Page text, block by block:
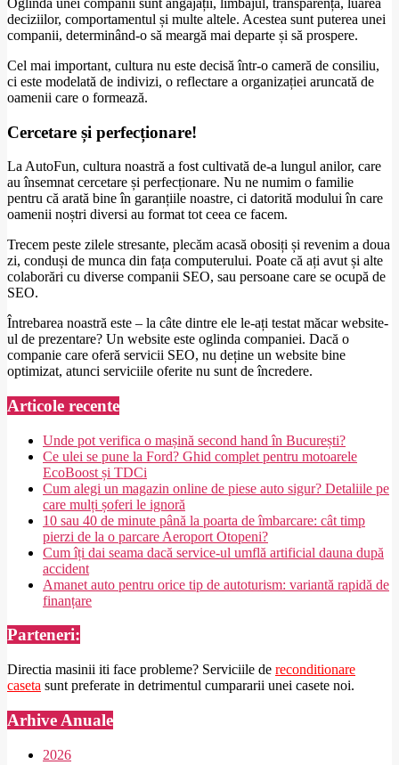
deciziilor, comportamentul și multe altele. Acestea sunt puterea unei
companii, determinând-o să meargă mai departe și să prospere.
Cel mai important, cultura nu este decisă într-o cameră de consiliu,
ci este modelată de indivizi, o reflectare a organizației aruncată de
oamenii care o formează.
Cercetare și perfecționare!
La AutoFun, cultura noastră a fost cultivată de-a lungul anilor, care
au însemnat cercetare și perfecționare. Nu ne numim o familie
pentru că arată bine în garanțiile noastre, ci datorită modului în care
oamenii noștri diversi au format tot ceea ce facem.
Trecem peste zilele stresante, plecăm acasă obosiți și revenim a doua
zi, conduși de munca din fața computerului. Poate că ați avut și alte
colaborări cu diverse companii SEO, sau persoane care se ocupă de
SEO.
Întrebarea noastră este – la câte dintre ele le-ați testat măcar website-
ul de prezentare? Un website este oglinda companiei. Dacă o
companie care oferă servicii SEO, nu deține un website bine
optimizat, atunci serviciile oferite nu sunt de încredere.
2025-
02-
Articole recente
Unde pot verifica o mașină second hand în București?
Ce ulei se pune la Ford? Ghid complet pentru motoarele
EcoBoost și TDCi
Cum alegi un magazin online de piese auto sigur? Detaliile pe
care mulți șoferi le ignoră
10 sau 40 de minute până la poarta de îmbarcare: cât timp
pierzi de la o parcare Aeroport Otopeni?
Cum îți dai seama dacă service-ul umflă artificial dauna după
accident
Amanet auto pentru orice tip de autoturism: variantă rapidă de
finanțare
Parteneri:
Directia masinii iti face probleme? Serviciile de reconditionare
caseta sunt preferate in detrimentul cumpararii unei casete noi.
Arhive Anuale
2026